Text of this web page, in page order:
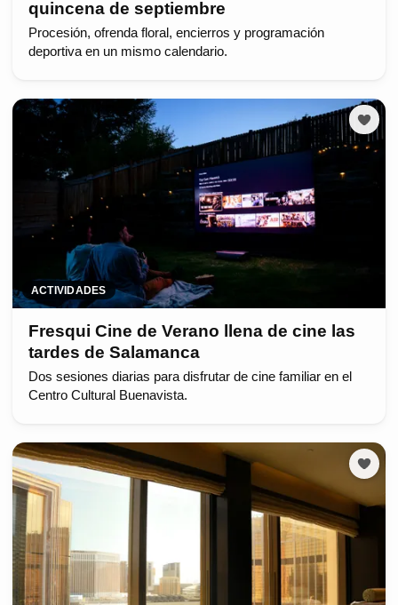
quincena de septiembre
Procesión, ofrenda floral, encierros y programación
deportiva en un mismo calendario.
ACTIVIDADES
Fresqui Cine de Verano llena de cine las
tardes de Salamanca
Dos sesiones diarias para disfrutar de cine familiar en el
Centro Cultural Buenavista.